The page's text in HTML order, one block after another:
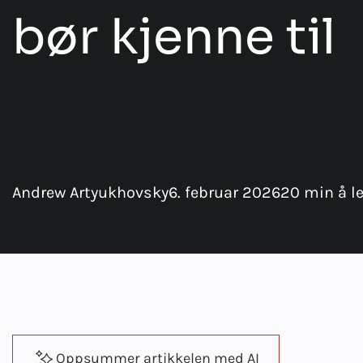
bør kjenne til
Andrew Artyukhovsky6. februar 202620 min å
Oppsummer artikkelen med AI